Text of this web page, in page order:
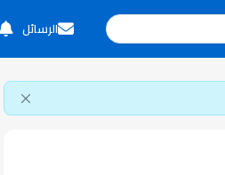
الرسائل